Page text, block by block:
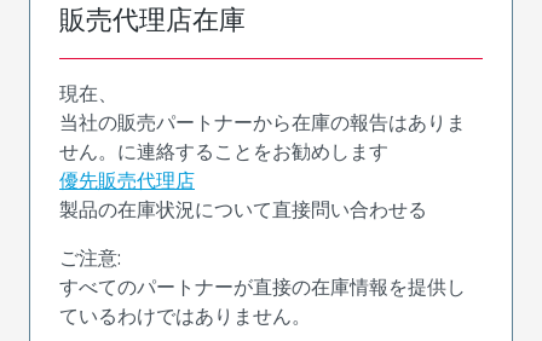
販売代理店在庫
現在、
当社の販売パートナーから在庫の報告はありま
せん。に連絡することをお勧めします
優先販売代理店
製品の在庫状況について直接問い合わせる
ご注意:
すべてのパートナーが直接の在庫情報を提供し
ているわけではありません。